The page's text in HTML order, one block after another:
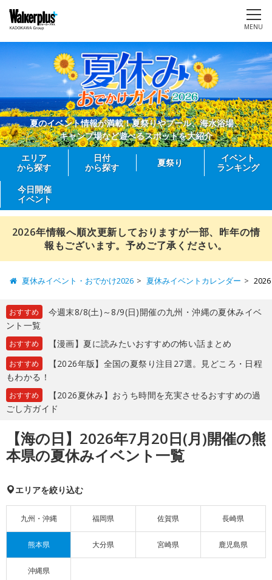
MENU
夏のイベント情報が満載！夏祭りやプール、海水浴場、
キャンプ場など遊べるスポットを大紹介
エリア
から探す
日付
から探す
夏祭り
イベント
ランキング
今日開催
イベント
2026年情報へ順次更新しておりますが一部、昨年の情
報もございます。予めご了承ください。
夏休みイベント・おでかけ2026 夏休みイベントカレンダー
おすすめ
今週末8/8(土)～8/9(日)開催の九州・沖縄の夏休みイベ
ント一覧
おすすめ 【漫画】夏に読みたいおすすめの怖い話まとめ
おすすめ
【2026年版】全国の夏祭り注目27選。見どころ・日程
もわかる！
おすすめ
【2026夏休み】おうち時間を充実させるおすすめの過
ごし方ガイド
【海の日】2026年7月20日(月)開催の熊
本県の夏休みイベント一覧
エリアを絞り込む
九州・沖縄 福岡県 佐賀県 長崎県
熊本県 大分県 宮崎県 鹿児島県
沖縄県